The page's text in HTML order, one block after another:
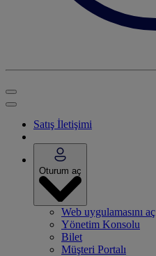
Satış İletişimi
Oturum aç
Web uygulamasını aç
Yönetim Konsolu
Bilet
Müşteri Portalı